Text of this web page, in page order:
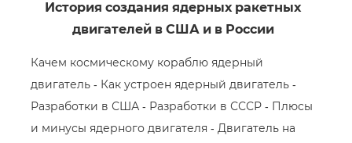
История создания ядерных ракетных
двигателей в США и в России
Качем космическому кораблю ядерный
двигатель - Как устроен ядерный двигатель -
Разработки в США - Разработки в СССР - Плюсы
и минусы ядерного двигателя - Двигатель на